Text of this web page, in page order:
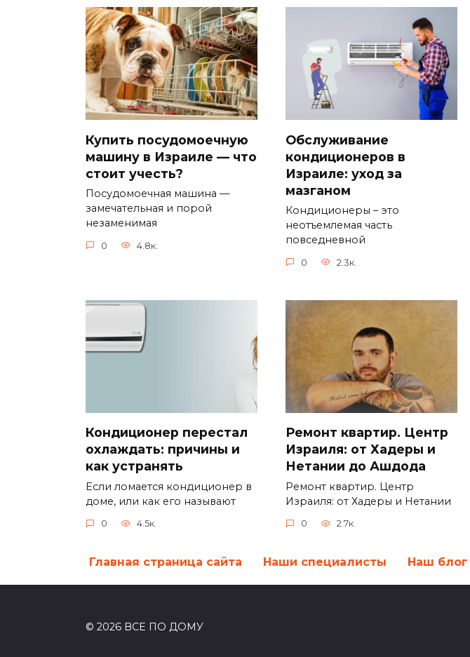
Купить посудомоечную
машину в Израиле — что
стоит учесть?
Посудомоечная машина —
замечательная и порой
незаменимая
0 4.8к.
Обслуживание
кондиционеров в
Израиле: уход за
мазганом
Кондиционеры – это
неотъемлемая часть
повседневной
0 2.3к.
Кондиционер перестал
охлаждать: причины и
как устранять
Если ломается кондиционер в
доме, или как его называют
0 4.5к.
Ремонт квартир. Центр
Израиля: от Хадеры и
Нетании до Ашдода
Ремонт квартир. Центр
Израиля: от Хадеры и Нетании
0 2.7к.
Главная страница сайта Наши специалисты Наш блог
© 2026 ВСЕ ПО ДОМУ